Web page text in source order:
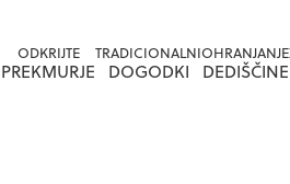
ODKRIJTE
PREKMURJE
TRADICIONALNI
DOGODKI
OHRANJANJE
DEDIŠČINE